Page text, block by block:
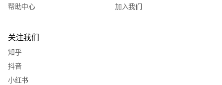
帮助中心
加入我们
关注我们
知乎
抖音
小红书